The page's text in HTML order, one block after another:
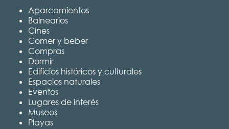
Aparcamientos
Balnearios
Cines
Comer y beber
Compras
Dormir
Edificios históricos y culturales
Espacios naturales
Eventos
Lugares de interés
Museos
Playas